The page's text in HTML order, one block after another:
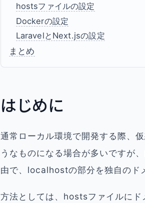
hostsファイルの設定
Dockerの設定
LaravelとNext.jsの設定
まとめ
はじめに
通常ローカル環境で開発する際
うなものになる場合が多いですが
由で、localhostの部分を独自のド
方法としては、hostsファイルに